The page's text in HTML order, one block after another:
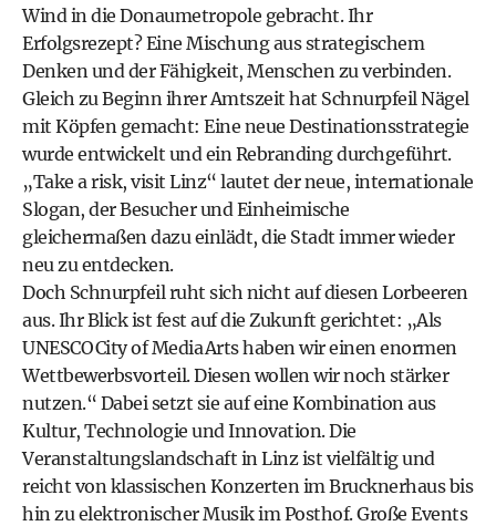
Wind in die Donau­metropole gebracht. Ihr
Erfolgsrezept? Eine Mischung aus strategischem
Denken und der Fähigkeit, Menschen zu verbinden.
Gleich zu Beginn ihrer Amtszeit hat Schnurpfeil Nägel
mit Köpfen gemacht: Eine neue Destinationsstrategie
wurde entwickelt und ein Rebranding durchgeführt.
„Take a risk, visit Linz“ lautet der neue, internationale
Slogan, der Besucher und Einheimische
gleichermaßen dazu einlädt, die Stadt immer wieder
neu zu entdecken.
Doch Schnurpfeil ruht sich nicht auf diesen Lorbeeren
aus. Ihr Blick ist fest auf die Zukunft gerichtet: „Als
UNESCO City of Media Arts haben wir einen enormen
Wettbewerbsvorteil. Diesen wollen wir noch stärker
nutzen.“ Dabei setzt sie auf eine Kombination aus
Kultur, Technologie und Innovation. Die
Veranstaltungslandschaft in Linz ist vielfältig und
reicht von klassischen Konzerten im Brucknerhaus bis
hin zu elektronischer Musik im Posthof. Große Events